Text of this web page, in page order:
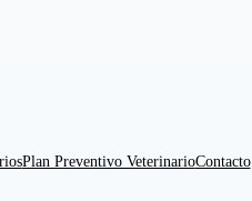
Plan Preventivo VeterinarioContacto